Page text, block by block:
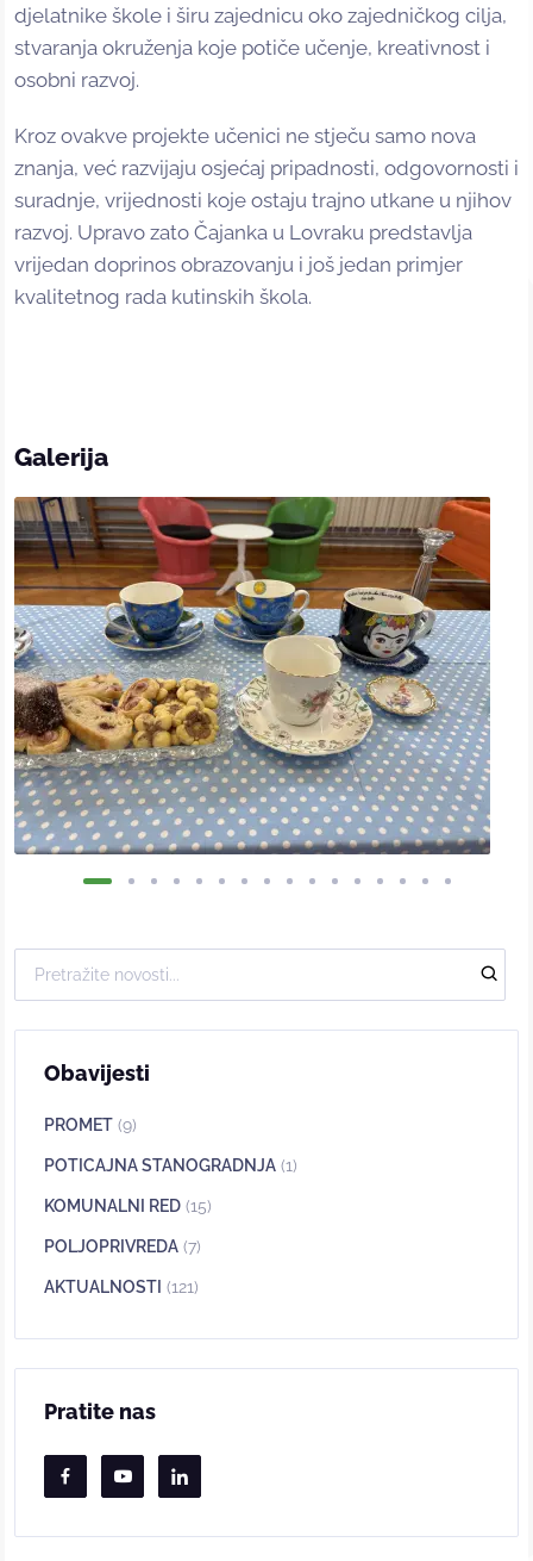
djelatnike škole i širu zajednicu oko zajedničkog cilja,
stvaranja okruženja koje potiče učenje, kreativnost i
osobni razvoj.
Kroz ovakve projekte učenici ne stječu samo nova
znanja, već razvijaju osjećaj pripadnosti, odgovornosti i
suradnje, vrijednosti koje ostaju trajno utkane u njihov
razvoj. Upravo zato Čajanka u Lovraku predstavlja
vrijedan doprinos obrazovanju i još jedan primjer
kvalitetnog rada kutinskih škola.
Galerija
Obavijesti
PROMET (9)
POTICAJNA STANOGRADNJA (1)
KOMUNALNI RED (15)
POLJOPRIVREDA (7)
AKTUALNOSTI (121)
Pratite nas